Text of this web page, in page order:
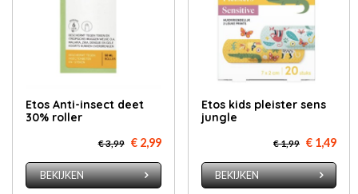
Etos An­ti-in­sect deet
30% rol­ler
€ 3,99 € 2,99
BEKIJKEN
Etos kids pleister sens
jungle
€ 1,99 € 1,49
BEKIJKEN